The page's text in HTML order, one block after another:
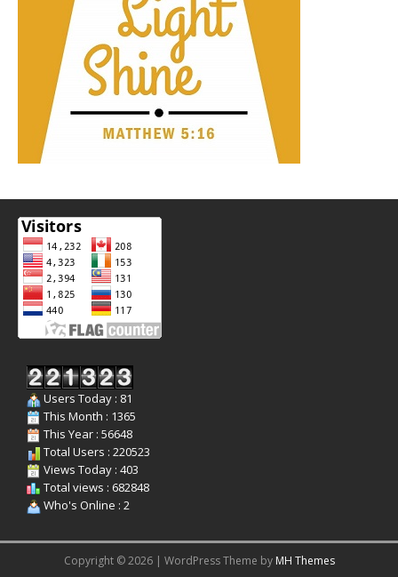
Users Today : 81
This Month : 1365
This Year : 56648
Total Users : 220523
Views Today : 403
Total views : 682848
Who's Online : 2
Copyright © 2026 | WordPress Theme by MH Themes